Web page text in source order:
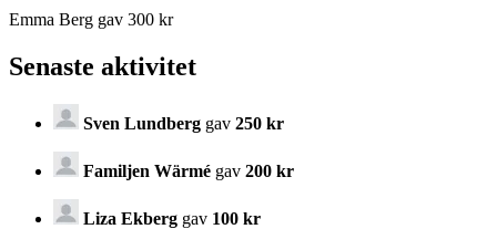
Emma Berg gav 300 kr
Senaste aktivitet
Sven Lundberg gav 250 kr
Familjen Wärmé gav 200 kr
Liza Ekberg gav 100 kr